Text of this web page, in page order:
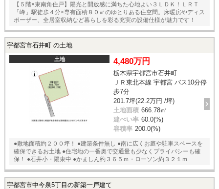
【５階×東南角住戸】陽光と開放感に満ちた心地よい３ＬＤＫ！ＬＲＴ
「峰」駅徒歩４分×専有面積８０㎡のゆとりある住空間。床暖房やディス
ポーザー、全居室収納など暮らしを彩る充実の設備仕様が魅力です！
宇都宮市石井町 の土地
土地 4,480万円
栃木県宇都宮市石井町
ＪＲ東北本線 宇都宮 バス10分停
歩7分
201.7坪(22.2万円 /坪)
土地面積 666.78㎡
建ぺい率 60.0(%)
容積率 200.0(%)
●敷地面積約２００坪！ ●建築条件無し ●南に広くお庭や駐車スペースを
確保できるお土地 ●住宅地の一番奥で交通量も少なくプライバシーも確
保！ ●石井小・陽東中 ●かましん約３６５ｍ・ローソン約３２１ｍ
宇都宮市中今泉5丁目の新築一戸建て